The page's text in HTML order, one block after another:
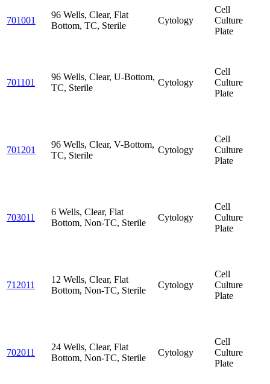
701001
96 Wells, Clear, Flat
Bottom, TC, Sterile
Cytology
Cell
Culture
Plate
701101
96 Wells, Clear, U-Bottom,
TC, Sterile
Cytology
Cell
Culture
Plate
701201
96 Wells, Clear, V-Bottom,
TC, Sterile
Cytology
Cell
Culture
Plate
703011
6 Wells, Clear, Flat
Bottom, Non-TC, Sterile
Cytology
Cell
Culture
Plate
712011
12 Wells, Clear, Flat
Bottom, Non-TC, Sterile
Cytology
Cell
Culture
Plate
702011
24 Wells, Clear, Flat
Bottom, Non-TC, Sterile
Cytology
Cell
Culture
Plate